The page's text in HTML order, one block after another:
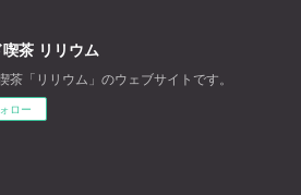
茶 リリウム
茶「リリウム」のウェブサイトです。
ロー